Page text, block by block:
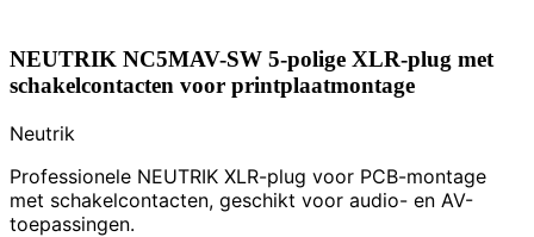
NEUTRIK NC5MAV-SW 5-polige XLR-plug met
schakelcontacten voor printplaatmontage
Neutrik
Professionele NEUTRIK XLR-plug voor PCB-montage
met schakelcontacten, geschikt voor audio- en AV-
toepassingen.